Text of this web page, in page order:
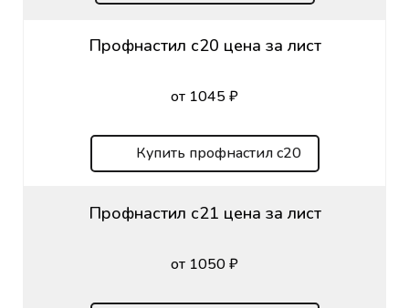
Профнастил с20 цена за лист
от 1045 ₽
Купить профнастил с20
Профнастил с21 цена за лист
от 1050 ₽